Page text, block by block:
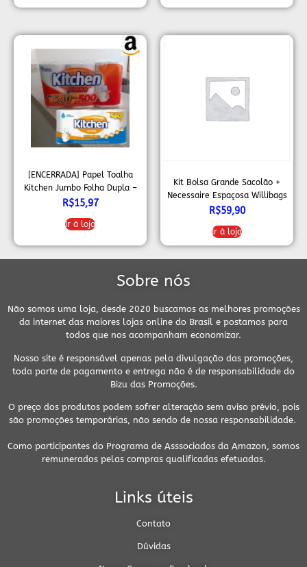
[ENCERRADA] Papel Toalha
Kitchen Jumbo Folha Dupla –
Pack com 3 rolos de 180
R$15,97
Ir à loja
Kit Bolsa Grande Sacolão +
Necessaire Espaçosa Willibags
R$59,90
Ir à loja
Sobre nós
Não somos uma loja, desde 2020 buscamos as melhores promoções
da internet das maiores lojas online do Brasil e postamos para
todos que nos acompanham economizar.
Nosso site é responsável apenas pela divulgação das promoções,
toda parte de pagamento e entrega não é de responsabilidade do
Bizu das Promoções.
O preço dos produtos podem sofrer alteração sem aviso prévio, pois
são promoções temporárias, não sendo de nossa responsabilidade.
Como participantes do Programa de Asssociados da Amazon, somos
remunerados pelas compras qualificadas efetuadas.
Links úteis
Contato
Dúvidas